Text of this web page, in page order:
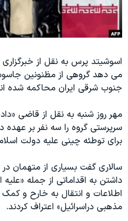
فرهنگ و زندگی
علم و فناوری
اسرائیل در جنگ
آرشیو پخش زنده
مستندها
انتخابات ریاست جمهوری آمریکا ۲۰۲۴
رمز مهسا
ورزش زنان در ایران
مجموعه مستندهای دادخواهی
تریبونال مردمی آبان ۹۸
چهل سال گروگان‌گیری
قانون شفافیت دارائی کادر رهبری
اعتراضات مردمی آبان ۹۸
دنبال کنید
زبانهای مختلف
اسوشیتد پرس به نقل از
می دهد گروهی از مظنونین
جنوب شرقی ایران محاکمه شده
مهر روز شنبه به نقل از قاضی
برای توطئه چینی علیه دولت
سالاری گفت بسیاری از متهمان
داشتن به اقداماتی از جمله
اطلاعات و انتقال به خارح و
مذهبی دراسرائیل» اعتراف کردند.